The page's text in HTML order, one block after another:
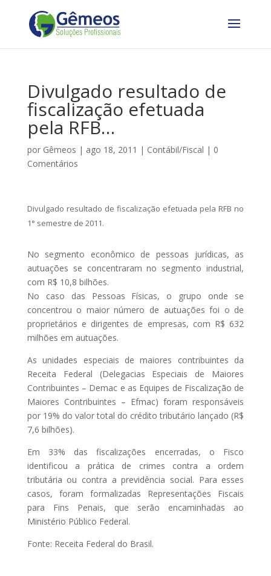
Divulgado resultado de
fiscalização efetuada
pela RFB…
por Gêmeos | ago 18, 2011 | Contábil/Fiscal | 0
Comentários
Divulgado resultado de fiscalização efetuada pela RFB no
1° semestre de 2011.
No segmento econômico de pessoas jurídicas, as
autuações se concentraram no segmento industrial,
com R$ 10,8 bilhões.
No caso das Pessoas Físicas, o grupo onde se
concentrou o maior número de autuações foi o de
proprietários e dirigentes de empresas, com R$ 632
milhões em autuações.
As unidades especiais de maiores contribuintes da
Receita Federal (Delegacias Especiais de Maiores
Contribuintes – Demac e as Equipes de Fiscalização de
Maiores Contribuintes – Efmac) foram responsáveis
por 19% do valor total do crédito tributário lançado (R$
7,6 bilhões).
Em 33% das fiscalizações encerradas, o Fisco
identificou a prática de crimes contra a ordem
tributária ou contra a previdência social. Para esses
casos, foram formalizadas Representações Fiscais
para Fins Penais, que serão encaminhadas ao
Ministério Público Federal.
Fonte: Receita Federal do Brasil.